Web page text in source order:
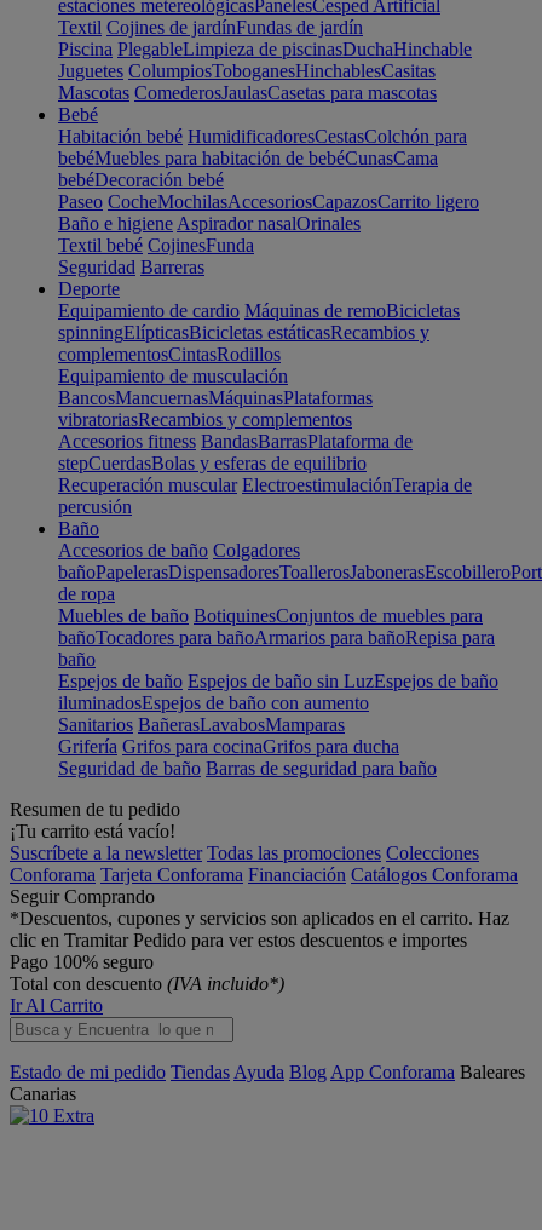
estaciones metereológicasPanelesCesped Artificial
Textil Cojines de jardínFundas de jardín
Piscina PlegableLimpieza de piscinasDuchaHinchable
Juguetes ColumpiosToboganesHinchablesCasitas
Mascotas ComederosJaulasCasetas para mascotas
Bebé
Habitación bebé HumidificadoresCestasColchón para
bebéMuebles para habitación de bebéCunasCama
bebéDecoración bebé
Paseo CocheMochilasAccesoriosCapazosCarrito ligero
Baño e higiene Aspirador nasalOrinales
Textil bebé CojinesFunda
Seguridad Barreras
Deporte
Equipamiento de cardio Máquinas de remoBicicletas
spinningElípticasBicicletas estáticasRecambios y
complementosCintasRodillos
Equipamiento de musculación
BancosMancuernasMáquinasPlataformas
vibratoriasRecambios y complementos
Accesorios fitness BandasBarrasPlataforma de
stepCuerdasBolas y esferas de equilibrio
Recuperación muscular ElectroestimulaciónTerapia de
percusión
Baño
Accesorios de baño Colgadores
bañoPapelerasDispensadoresToallerosJabonerasEscobillero
de ropa
Muebles de baño BotiquinesConjuntos de muebles para
bañoTocadores para bañoArmarios para bañoRepisa para
baño
Espejos de baño Espejos de baño sin LuzEspejos de baño
iluminadosEspejos de baño con aumento
Sanitarios BañerasLavabosMamparas
Grifería Grifos para cocinaGrifos para ducha
Seguridad de baño Barras de seguridad para baño
Resumen de tu pedido
¡Tu carrito está vacío!
Suscríbete a la newsletter Todas las promociones Colecciones
Conforama Tarjeta Conforama Financiación Catálogos Conforama
Seguir Comprando
*Descuentos, cupones y servicios son aplicados en el carrito. Haz
clic en Tramitar Pedido para ver estos descuentos e importes
Pago 100% seguro
Total con descuento (IVA incluido*)
Ir Al Carrito
Estado de mi pedido Tiendas Ayuda Blog App Conforama Baleares
Canarias